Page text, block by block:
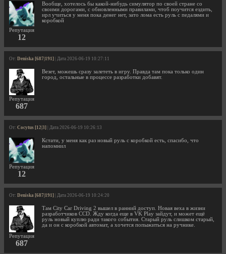
Репутация
12
Вообще, хотелось бы какой-нибудь симулятор по своей стране со
своими дорогами, с обновленными правилами, чтоб поучится ездить,
ирл учиться у меня пока денег нет, зато лома есть руль с педалями и
коробкой
От: Deniska [687|191] | Дата 2026-06-19 10:27:11
Репутация
687
Везет, можешь сразу залететь в игру. Правда там пока только один
город, остальные в процессе разработки добавят.
От: Cocytus [12|3] | Дата 2026-06-19 10:26:13
Репутация
12
Кстати, у меня как раз новый руль с коробкой есть, спасибо, что
напомнил
От: Deniska [687|191] | Дата 2026-06-19 10:24:20
Репутация
687
Там City Car Driving 2 вышел в ранний доступ. Новая веха в жизни
разработчиков CCD. Жду когда еще в VK Play зайдут, и может ещё
руль новый куплю ради такого события. Старый руль слишком старый,
да и он с коробкой автомат, а хочется попыжиться на ручнике.